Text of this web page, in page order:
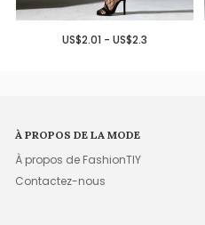
US$2.01 - US$2.3
À PROPOS DE LA MODE
À propos de FashionTIY
Contactez-nous